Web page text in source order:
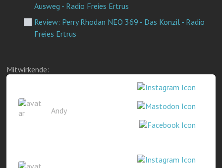
Ausweg - Radio Freies Ertrus
Review: Perry Rhodan NEO 369 - Das Konzil - Radio
Freies Ertrus
Mitwirkende:
Andy